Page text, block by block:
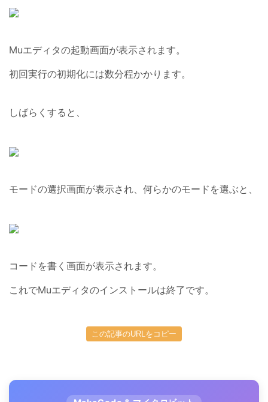
Muエディタの起動画面が表示されます。
初回実行の初期化には数分程かかります。
しばらくすると、
モードの選択画面が表示され、何らかのモードを選ぶと、
コードを書く画面が表示されます。
これでMuエディタのインストールは終了です。
この記事のURLをコピー